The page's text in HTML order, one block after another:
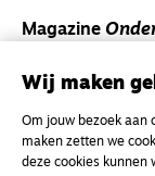
Magazine
en gesprek
Magazine
Wij maken
Om jouw bezoek aan
maken zetten we
deze cookies kunnen